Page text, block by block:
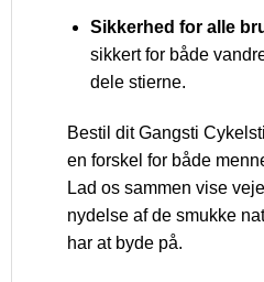
Sikkerhed for alle
sikkert for både
dele stierne.
Bestil dit Gangsti
en forskel for både
Lad os sammen vise
nydelse af de smukke
har at byde på.